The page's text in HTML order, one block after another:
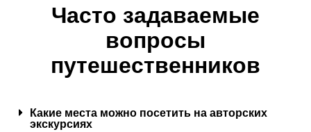
Часто задаваемые
вопросы
путешественников
Какие места можно посетить на авторских
экскурсиях